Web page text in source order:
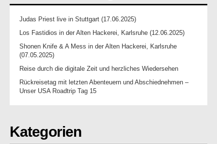
Judas Priest live in Stuttgart (17.06.2025)
Los Fastidios in der Alten Hackerei, Karlsruhe (12.06.2025)
Shonen Knife & A Mess in der Alten Hackerei, Karlsruhe
(07.05.2025)
Reise durch die digitale Zeit und herzliches Wiedersehen
Rückreisetag mit letzten Abenteuern und Abschiednehmen –
Unser USA Roadtrip Tag 15
Kategorien